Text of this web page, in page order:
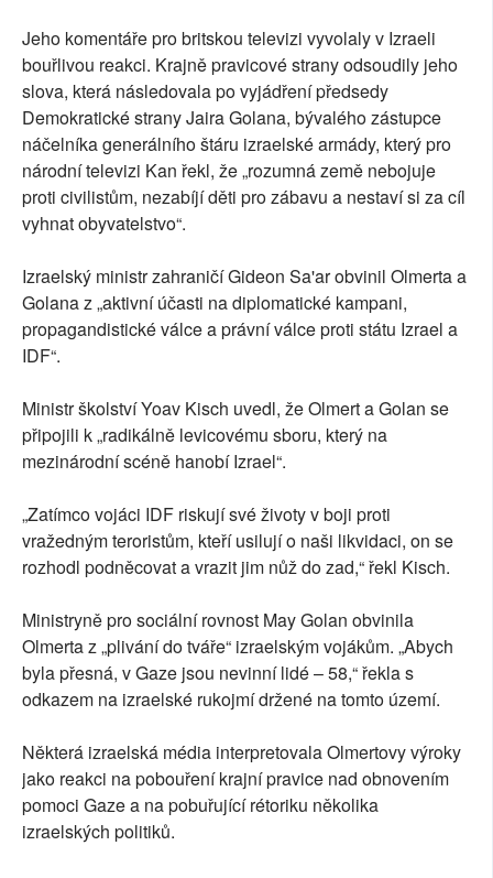
Jeho komentáře pro britskou televizi vyvolaly v Izraeli
bouřlivou reakci. Krajně pravicové strany odsoudily jeho
slova, která následovala po vyjádření předsedy
Demokratické strany Jaira Golana, bývalého zástupce
náčelníka generálního štáru izraelské armády, který pro
národní televizi Kan řekl, že „rozumná země nebojuje
proti civilistům, nezabíjí děti pro zábavu a nestaví si za cíl
vyhnat obyvatelstvo“.
Izraelský ministr zahraničí Gideon Sa'ar obvinil Olmerta a
Golana z „aktivní účasti na diplomatické kampani,
propagandistické válce a právní válce proti státu Izrael a
IDF“.
Ministr školství Yoav Kisch uvedl, že Olmert a Golan se
připojili k „radikálně levicovému sboru, který na
mezinárodní scéně hanobí Izrael“.
„Zatímco vojáci IDF riskují své životy v boji proti
vražedným teroristům, kteří usilují o naši likvidaci, on se
rozhodl podněcovat a vrazit jim nůž do zad,“ řekl Kisch.
Ministryně pro sociální rovnost May Golan obvinila
Olmerta z „plivání do tváře“ izraelským vojákům. „Abych
byla přesná, v Gaze jsou nevinní lidé – 58,“ řekla s
odkazem na izraelské rukojmí držené na tomto území.
Některá izraelská média interpretovala Olmertovy výroky
jako reakci na pobouření krajní pravice nad obnovením
pomoci Gaze a na pobuřující rétoriku několika
izraelských politiků.